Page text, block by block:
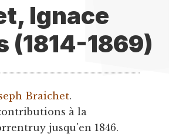
Ignace
(1814-1869)
Braichet.
à la
jusqu'en 1846.